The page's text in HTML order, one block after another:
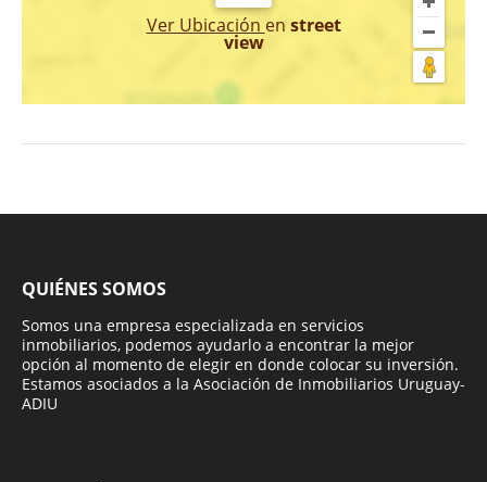
Ver Ubicación en street
view
QUIÉNES SOMOS
Somos una empresa especializada en servicios
inmobiliarios, podemos ayudarlo a encontrar la mejor
opción al momento de elegir en donde colocar su inversión.
Estamos asociados a la Asociación de Inmobiliarios Uruguay-
ADIU